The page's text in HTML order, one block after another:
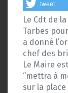
tweet
Le Cdt de
Tarbes
a donné
chef des
Le Maire
“mettra à
sur la